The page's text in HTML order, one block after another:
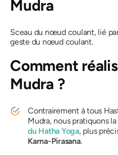
Mudra
Sceau du nœud coulant, lié
geste du nœud coulant.
Comment
Mudra ?
Contrairement à tous
Mudra, nous pratiquons
du Hatha Yoga, plus
Karna-Pirasana.